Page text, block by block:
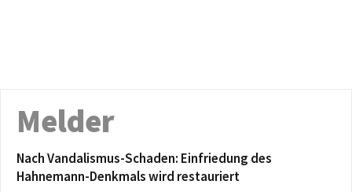
Melder
Nach Vandalismus-Schaden: Einfriedung des
Hahnemann-Denkmals wird restauriert